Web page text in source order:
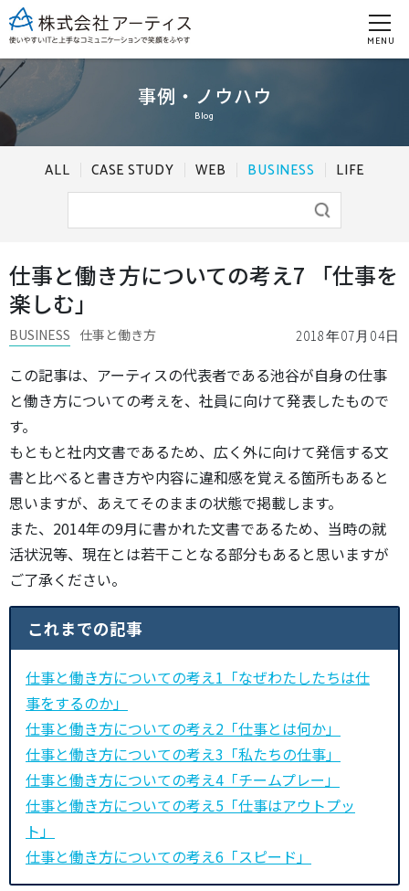
MENU
事例・ノウハウ
Blog
ALL CASE STUDY WEB BUSINESS LIFE
仕事と働き方についての考え7 「仕事を
楽しむ」
2018年07月04日
BUSINESS 仕事と働き方
この記事は、アーティスの代表者である池谷が自身の仕事
と働き方についての考えを、社員に向けて発表したもので
す。
もともと社内文書であるため、広く外に向けて発信する文
書と比べると書き方や内容に違和感を覚える箇所もあると
思いますが、あえてそのままの状態で掲載します。
また、2014年の9月に書かれた文書であるため、当時の就
活状況等、現在とは若干ことなる部分もあると思いますが
ご了承ください。
これまでの記事
仕事と働き方についての考え1「なぜわたしたちは仕
事をするのか」
仕事と働き方についての考え2「仕事とは何か」
仕事と働き方についての考え3「私たちの仕事」
仕事と働き方についての考え4「チームプレー」
仕事と働き方についての考え5「仕事はアウトプッ
ト」
仕事と働き方についての考え6「スピード」